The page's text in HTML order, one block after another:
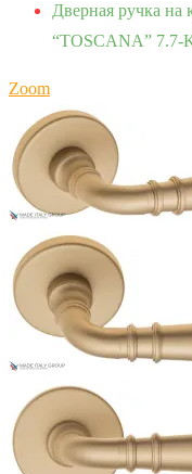
Дверная ручка на
“TOSCANA” 7.7-
Zoom